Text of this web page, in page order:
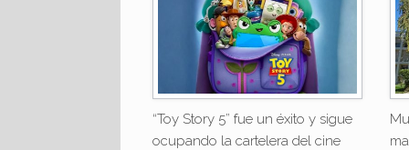
“Toy Story 5” fue un éxito y sigue
ocupando la cartelera del cine